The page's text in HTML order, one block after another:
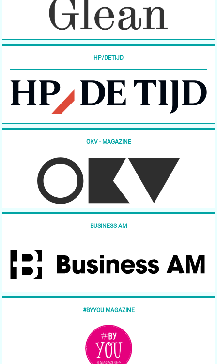
HP/DETIJD
OKV - MAGAZINE
BUSINESS AM
#BYYOU MAGAZINE